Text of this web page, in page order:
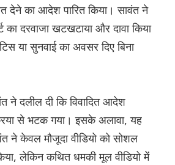
देने का आदेश पारित किया। सावंत ने
का दरवाजा खटखटाया और दावा किया
या सुनवाई का अवसर दिए बिना
ने दलील दी कि विवादित आदेश
से भटक गया। इसके अलावा, यह
ने केवल मौजूदा वीडियो को सोशल
लेकिन कथित धमकी मूल वीडियो में